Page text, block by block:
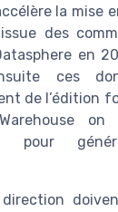
la mise
des
en
ces
de l’édition
pour